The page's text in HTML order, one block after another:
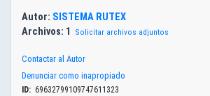
Autor: SISTEMA RUTEX
Archivos: 1
Solicitar archivos adjuntos
Contactar al Autor
Denunciar como inapropiado
ID: 69632799109747611323